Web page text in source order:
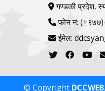
गण्डकी प्रदेश,
फोन नं:
ईमेल:
© Copyright DCCWEB